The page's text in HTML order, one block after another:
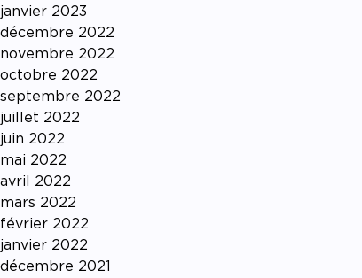
janvier 2023
décembre 2022
novembre 2022
octobre 2022
septembre 2022
juillet 2022
juin 2022
mai 2022
avril 2022
mars 2022
février 2022
janvier 2022
décembre 2021